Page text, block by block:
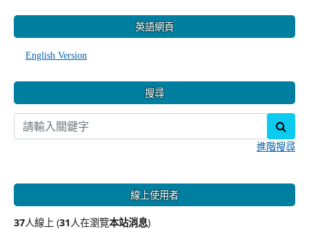
英語網頁
English Version
搜尋
進階搜尋
線上使用者
37人線上 (31人在瀏覽本站消息)